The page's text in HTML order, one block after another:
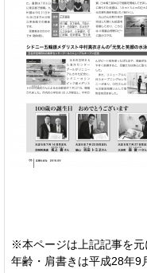
※本ページは上記記事を
年齢・肩書きは平成28年9